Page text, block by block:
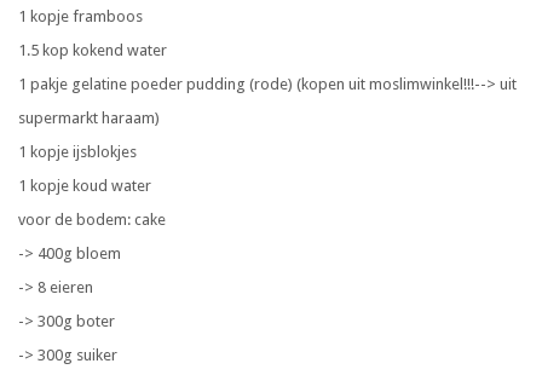
1 kopje framboos
1.5 kop kokend water
1 pakje gelatine poeder pudding (rode) (kopen uit moslimwinkel!!!--> uit
supermarkt haraam)
1 kopje ijsblokjes
1 kopje koud water
voor de bodem: cake
-> 400g bloem
-> 8 eieren
-> 300g boter
-> 300g suiker